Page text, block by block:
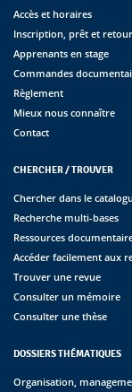
Accès et horaires
Inscription, prêt et
Apprenants en stage
Commandes
Règlement
Mieux nous connaître
Contact
CHERCHER / TROUVER
Chercher dans le
Recherche multi-bases
Ressources
Accéder facilement aux
Trouver une revue
Consulter un mémoire
Consulter une thèse
DOSSIERS THÉMATIQUES
Organisation,